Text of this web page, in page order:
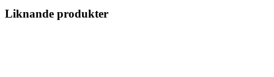
Liknande produkter